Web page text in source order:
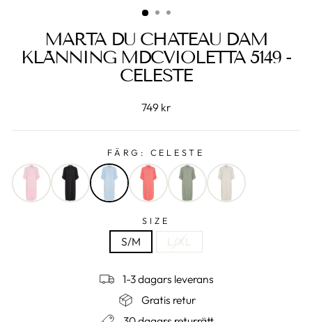
MARTA DU CHATEAU DAM
KLÄNNING MDCVIOLETTA 5149 -
CELESTE
749 kr
FÄRG: CELESTE
SIZE
S/M L/XL
1-3 dagars leverans
Gratis retur